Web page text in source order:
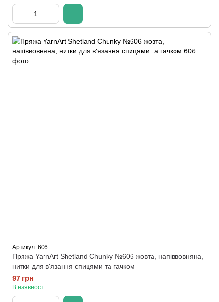
Артикул: 606
Пряжа YarnArt Shetland Chunky №606 жовта, напіввовняна,
нитки для в'язання спицями та гачком
97 грн
В наявності